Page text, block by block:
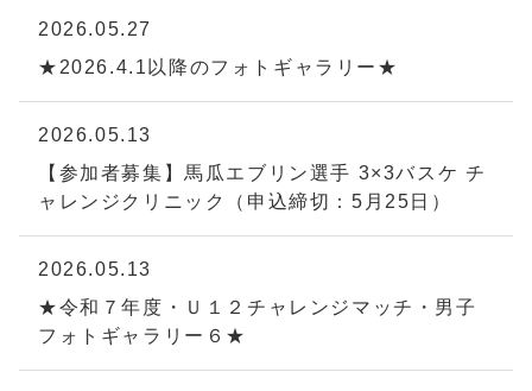
2026.05.27
★2026.4.1以降のフォトギャラリー★
2026.05.13
【参加者募集】馬瓜エブリン選手 3×3バスケ チ
ャレンジクリニック（申込締切：5月25日）
2026.05.13
★令和７年度・Ｕ１２チャレンジマッチ・男子
フォトギャラリー６★